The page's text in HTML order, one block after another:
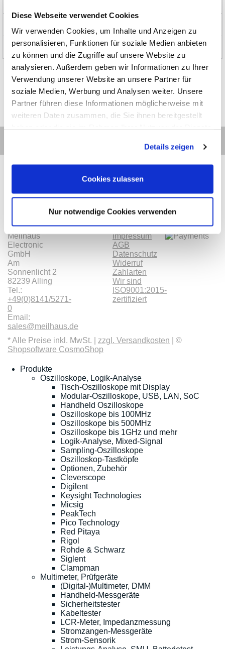
Diese Webseite verwendet Cookies
Wir verwenden Cookies, um Inhalte und Anzeigen zu
personalisieren, Funktionen für soziale Medien anbieten
zu können und die Zugriffe auf unsere Website zu
analysieren. Außerdem geben wir Informationen zu Ihrer
Verwendung unserer Website an unsere Partner für
soziale Medien, Werbung und Analysen weiter. Unsere
Partner führen diese Informationen möglicherweise mit
weiteren Daten zusammen, die Sie ihnen bereitgestellt
Details zeigen
Cookies zulassen
Nur notwendige Cookies verwenden
Über uns
Meilhaus
Electronic
GmbH
Am
Sonnenlicht 2
82239 Alling
Tel.:
+49(0)8141/5271-
0
Email:
sales@meilhaus.de
KategorienInformationen
Impressum
AGB
Datenschutz
Widerruf
Zahlarten
Wir sind
ISO9001:2015-
zertifiziert
Zahlarten
* Alle Preise inkl. MwSt. | zzgl. Versandkosten | ©
Shopsoftware CosmoShop
Produkte
Oszilloskope, Logik-Analyse
Tisch-Oszilloskope mit Display
Modular-Oszilloskope, USB, LAN, SoC
Handheld Oszilloskope
Oszilloskope bis 100MHz
Oszilloskope bis 500MHz
Oszilloskope bis 1GHz und mehr
Logik-Analyse, Mixed-Signal
Sampling-Oszilloskope
Oszilloskop-Tastköpfe
Optionen, Zubehör
Cleverscope
Digilent
Keysight Technologies
Micsig
PeakTech
Pico Technology
Red Pitaya
Rigol
Rohde & Schwarz
Siglent
Clampman
Multimeter, Prüfgeräte
(Digital-)Multimeter, DMM
Handheld-Messgeräte
Sicherheitstester
Kabeltester
LCR-Meter, Impedanzmessung
Stromzangen-Messgeräte
Strom-Sensorik